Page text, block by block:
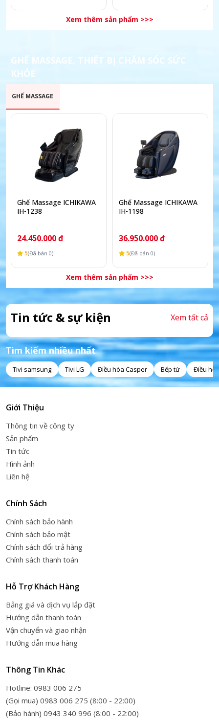
Xem thêm sản phẩm >>>
GHẾ MASSAGE, THIẾT BỊ CHĂM SÓC SỨC
KHỎE
GHẾ MASSAGE
Ghế Massage ICHIKAWA
IH-1238
24.450.000 đ
5(Đã bán 0)
Ghế Massage ICHIKAWA
IH-1198
36.950.000 đ
5(Đã bán 0)
Xem thêm sản phẩm >>>
Tin tức & sự kiện Xem tất cả
Tìm kiếm nhiều nhất
Tivi samsung Tivi LG Điều hòa Casper Bếp từ Điều
Giới Thiệu
Thông tin về công ty
Sản phẩm
Tin tức
Hình ảnh
Liên hệ
Chính Sách
Chính sách bảo hành
Chính sách bảo mật
Chính sách đổi trả hàng
Chính sách thanh toán
Hỗ Trợ Khách Hàng
Bảng giá và dịch vụ lắp đặt
Hướng dẫn thanh toán
Vận chuyển và giao nhận
Hướng dẫn mua hàng
Thông Tin Khác
Hotline: 0983 006 275
(Gọi mua) 0983 006 275 (8:00 - 22:00)
(Bảo hành) 0943 340 996 (8:00 - 22:00)